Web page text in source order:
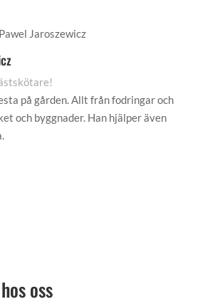
på gården. Allt från fodringar och
och byggnader. Han hjälper även
oss